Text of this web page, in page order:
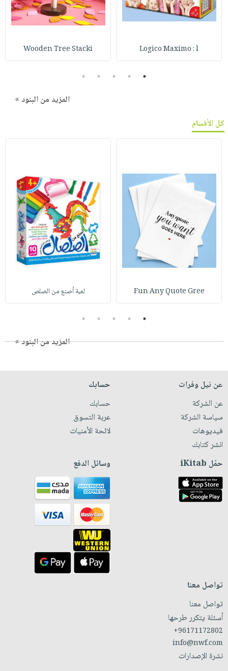
Logico Maximo : l
Wooden Tree Stacki
1
2
3
4
5
المزيد من البنود »
كل الأقسام
Fun Any Quote Gree لعبة أصنع من الصلص
1
2
3
4
5
المزيد من البنود »
عن نيل وفرات
عن الشركة
سياسة الشركة
فيديوهات
انشر كتابك
حسابك
حسابك
عربة التسوق
لائحة الأمنيات
حمّل iKitab وسائل الدفع
تواصل معنا
تواصل معنا
أسئلة يتكرر طرحها
+96171172802
info@nwf.com
نشرة الإصدارات